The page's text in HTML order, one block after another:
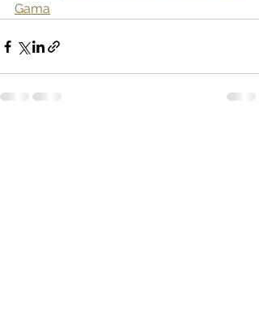
Gama